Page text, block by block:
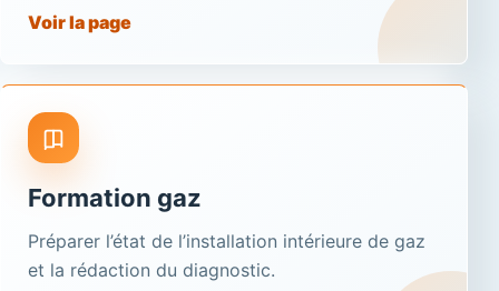
Voir la page
Formation gaz
Préparer l’état de l’installation intérieure de gaz
et la rédaction du diagnostic.